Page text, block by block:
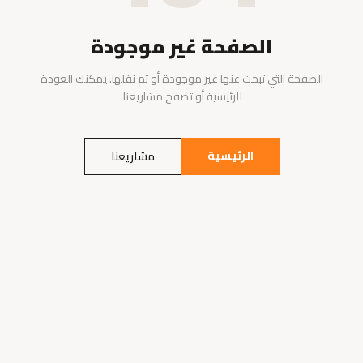
الصفحة غير موجودة
الصفحة التي تبحث عنها غير موجودة أو تم نقلها. يمكنك العودة
للرئيسية أو تصفح مشاريعنا.
الرئيسية مشاريعنا